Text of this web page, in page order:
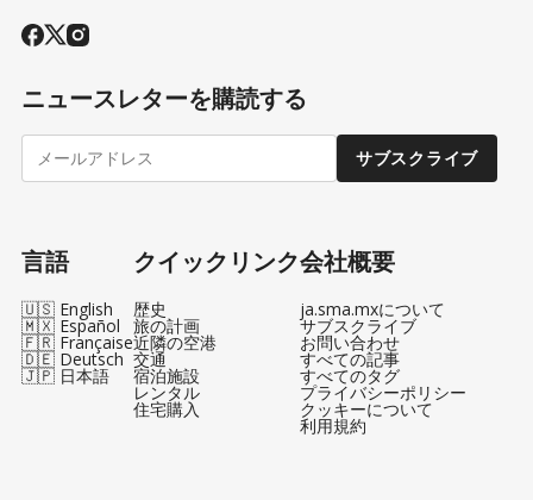
ニュースレターを購読する
サブスクライブ
言語
🇺🇸 English
🇲🇽 Español
🇫🇷 Française
🇩🇪 Deutsch
🇯🇵 日本語
クイックリンク
歴史
旅の計画
近隣の空港
交通
宿泊施設
レンタル
住宅購入
会社概要
ja.sma.mxについて
サブスクライブ
お問い合わせ
すべての記事
すべてのタグ
プライバシーポリシー
クッキーについて
利用規約